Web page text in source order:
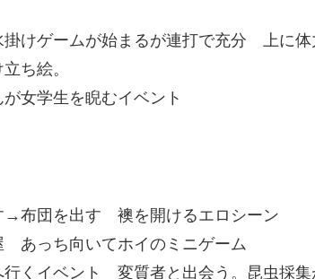
けゲームが始まるが連打で充分 上に体
ち絵。
女学生を睨むイベント
→布団を出す 襖を開けるエロシーン
あっち向いてホイのミニゲーム
行くイベント 変質者と出会う。昆虫採集